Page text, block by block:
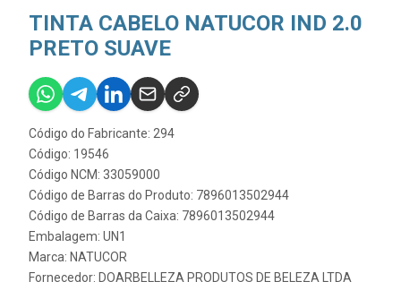
TINTA CABELO NATUCOR IND 2.0
PRETO SUAVE
Código do Fabricante: 294
Código: 19546
Código NCM: 33059000
Código de Barras do Produto: 7896013502944
Código de Barras da Caixa: 7896013502944
Embalagem: UN1
Marca: NATUCOR
Fornecedor: DOARBELLEZA PRODUTOS DE BELEZA LTDA